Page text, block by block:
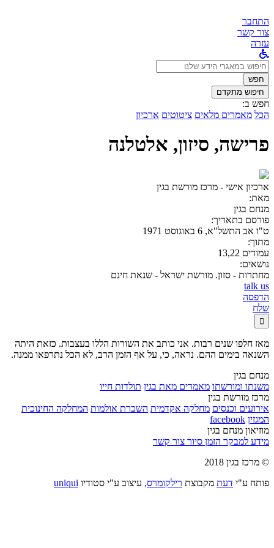
התחבר
צור קשר
עזרה
לחפש
ב:חפש
חיפוש מתקדם
חפש ב:
הכל מאמרים מלאים ציטוטים ארכיון
פרישה, סיזון, אלטלנה
ארכיון אישי - מרכז מורשת בגין
מאת:
מנחם בגין
פורסם בתאריך:
ט"ו אב התשל"א, 6 באוגוסט 1971
מתוך:
עמודים 13,22
נושאים:
מחתרות - סזון. מורשת ישראל - שנאת חינם
talk us
הדפסה
שלח

מאז חלפו שנים רבות. אני כותב את השורות הללו בעצבות. כזאת היתה
השנאה בימים ההם. נראה, כי, על אף הזמן הרב, לא הכל נתרפאו ממנה.
מנחם בגין
משנתו ומורשתו מאמרים מאת בגין תולדות חייו
מרכז מורשת בגין
אירועים וכנסים מחלקה אקדמית השכרת אולמות המחלקה החינוכית
המגזין facebook
מוזיאון מנחם בגין
מידע למבקר הזמן סיור צור קשר
© מרכז בגין 2018
פותח ע"י דעת מקבוצת רילקומרס, עיצוב ע"י סטודיו uniqui